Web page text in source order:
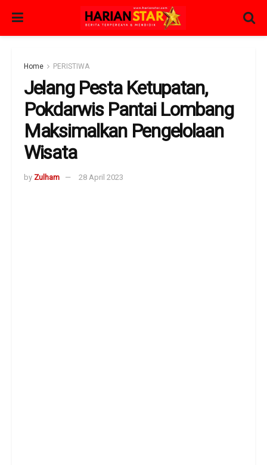
Home PERISTIWA
Jelang Pesta Ketupatan,
Pokdarwis Pantai Lombang
Maksimalkan Pengelolaan
Wisata
by Zulham 28 April 2023